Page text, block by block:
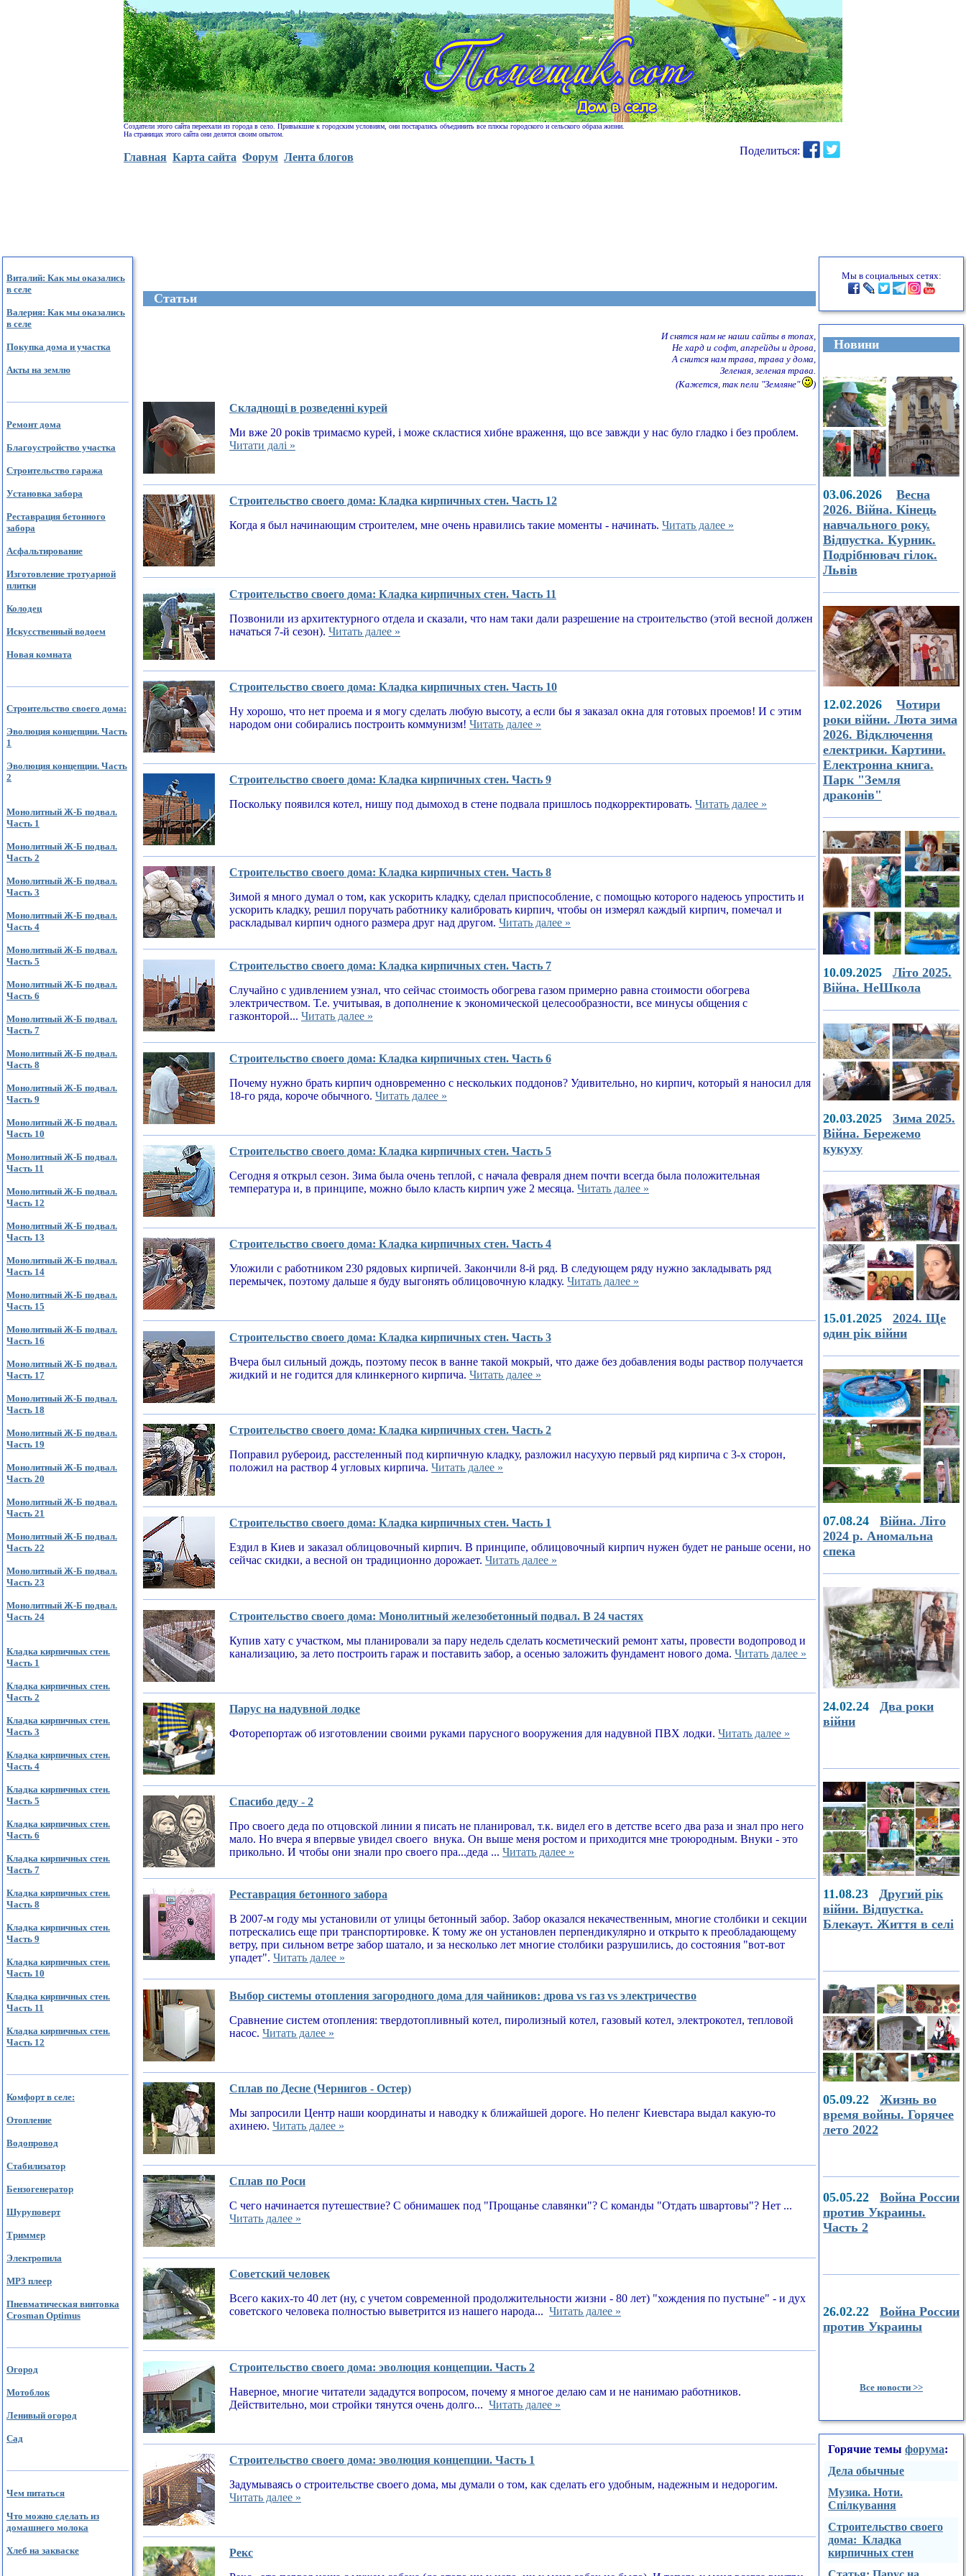
Создатели этого сайта переехали из города в село. Привыкшие к городским условиям, они постарались объединить все плюсы городского и сельского образа жизни.
На страницах этого сайта они делятся своим опытом.
Главная Карта сайта Форум Лента блогов
Поделиться:
Виталий: Как мы оказались
в селе
Валерия: Как мы оказались
в селе
Покупка дома и участка
Акты на землю
Ремонт дома
Благоустройство участка
Строительство гаража
Установка забора
Реставрация бетонного
забора
Асфальтирование
Изготовление тротуарной
плитки
Колодец
Искусственный водоем
Новая комната
Строительство своего дома:
Эволюция концепции. Часть
1
Эволюция концепции. Часть
2
Монолитный Ж-Б подвал.
Часть 1
Монолитный Ж-Б подвал.
Часть 2
Монолитный Ж-Б подвал.
Часть 3
Монолитный Ж-Б подвал.
Часть 4
Монолитный Ж-Б подвал.
Часть 5
Монолитный Ж-Б подвал.
Часть 6
Монолитный Ж-Б подвал.
Часть 7
Монолитный Ж-Б подвал.
Часть 8
Монолитный Ж-Б подвал.
Часть 9
Монолитный Ж-Б подвал.
Часть 10
Монолитный Ж-Б подвал.
Часть 11
Монолитный Ж-Б подвал.
Часть 12
Монолитный Ж-Б подвал.
Часть 13
Монолитный Ж-Б подвал.
Часть 14
Монолитный Ж-Б подвал.
Часть 15
Монолитный Ж-Б подвал.
Часть 16
Монолитный Ж-Б подвал.
Часть 17
Монолитный Ж-Б подвал.
Часть 18
Монолитный Ж-Б подвал.
Часть 19
Монолитный Ж-Б подвал.
Часть 20
Монолитный Ж-Б подвал.
Часть 21
Монолитный Ж-Б подвал.
Часть 22
Монолитный Ж-Б подвал.
Часть 23
Монолитный Ж-Б подвал.
Часть 24
Кладка кирпичных стен.
Часть 1
Кладка кирпичных стен.
Часть 2
Кладка кирпичных стен.
Часть 3
Кладка кирпичных стен.
Часть 4
Кладка кирпичных стен.
Часть 5
Кладка кирпичных стен.
Часть 6
Кладка кирпичных стен.
Часть 7
Кладка кирпичных стен.
Часть 8
Кладка кирпичных стен.
Часть 9
Кладка кирпичных стен.
Часть 10
Кладка кирпичных стен.
Часть 11
Кладка кирпичных стен.
Часть 12
Комфорт в селе:
Отопление
Водопровод
Стабилизатор
Бензогенератор
Шуруповерт
Триммер
Электропила
MP3 плеер
Пневматическая винтовка
Crosman Optimus
Огород
Мотоблок
Ленивый огород
Сад
Чем питаться
Что можно сделать из
домашнего молока
Хлеб на закваске
Cтатьи
И снятся нам не наши сайты в топах,
Не хард и софт, апгрейды и дрова,
А снится нам трава, трава у дома,
Зеленая, зеленая трава.
(Кажется, так пели "Земляне"
)
Складнощі в розведенні курей
Ми вже 20 років тримаємо курей, і може скластися хибне враження, що все завжди у нас було гладко і без проблем.
Читати далі »
Строительство своего дома: Кладка кирпичных стен. Часть 12
Когда я был начинающим строителем, мне очень нравились такие моменты - начинать. Читать далее »
Строительство своего дома: Кладка кирпичных стен. Часть 11
Позвонили из архитектурного отдела и сказали, что нам таки дали разрешение на строительство (этой весной должен
начаться 7-й сезон). Читать далее »
Строительство своего дома: Кладка кирпичных стен. Часть 10
Ну хорошо, что нет проема и я могу сделать любую высоту, а если бы я заказал окна для готовых проемов! И с этим
народом они собирались построить коммунизм! Читать далее »
Строительство своего дома: Кладка кирпичных стен. Часть 9
Поскольку появился котел, нишу под дымоход в стене подвала пришлось подкорректировать. Читать далее »
Строительство своего дома: Кладка кирпичных стен. Часть 8
Зимой я много думал о том, как ускорить кладку, сделал приспособление, с помощью которого надеюсь упростить и
ускорить кладку, решил поручать работнику калибровать кирпич, чтобы он измерял каждый кирпич, помечал и
раскладывал кирпич одного размера друг над другом. Читать далее »
Строительство своего дома: Кладка кирпичных стен. Часть 7
Случайно с удивлением узнал, что сейчас стоимость обогрева газом примерно равна стоимости обогрева
электричеством. Т.е. учитывая, в дополнение к экономической целесообразности, все минусы общения с
газконторой... Читать далее »
Строительство своего дома: Кладка кирпичных стен. Часть 6
Почему нужно брать кирпич одновременно с нескольких поддонов? Удивительно, но кирпич, который я наносил для
18-го ряда, короче обычного. Читать далее »
Строительство своего дома: Кладка кирпичных стен. Часть 5
Сегодня я открыл сезон. Зима была очень теплой, с начала февраля днем почти всегда была положительная
температура и, в принципе, можно было класть кирпич уже 2 месяца. Читать далее »
Строительство своего дома: Кладка кирпичных стен. Часть 4
Уложили с работником 230 рядовых кирпичей. Закончили 8-й ряд. В следующем ряду нужно закладывать ряд
перемычек, поэтому дальше я буду выгонять облицовочную кладку. Читать далее »
Строительство своего дома: Кладка кирпичных стен. Часть 3
Вчера был сильный дождь, поэтому песок в ванне такой мокрый, что даже без добавления воды раствор получается
жидкий и не годится для клинкерного кирпича. Читать далее »
Строительство своего дома: Кладка кирпичных стен. Часть 2
Поправил рубероид, расстеленный под кирпичную кладку, разложил насухую первый ряд кирпича с 3-х сторон,
положил на раствор 4 угловых кирпича. Читать далее »
Строительство своего дома: Кладка кирпичных стен. Часть 1
Ездил в Киев и заказал облицовочный кирпич. В принципе, облицовочный кирпич нужен будет не раньше осени, но
сейчас скидки, а весной он традиционно дорожает. Читать далее »
Строительство своего дома: Монолитный железобетонный подвал. В 24 частях
Купив хату с участком, мы планировали за пару недель сделать косметический ремонт хаты, провести водопровод и
канализацию, за лето построить гараж и поставить забор, а осенью заложить фундамент нового дома. Читать далее »
Парус на надувной лодке
Фоторепортаж об изготовлении своими руками парусного вооружения для надувной ПВХ лодки. Читать далее »
Спасибо деду - 2
Про своего деда по отцовской линии я писать не планировал, т.к. видел его в детстве всего два раза и знал про него
мало. Но вчера я впервые увидел своего внука. Он выше меня ростом и приходится мне троюродным. Внуки - это
прикольно. И чтобы они знали про своего пра...деда ... Читать далее »
Реставрация бетонного забора
В 2007-м году мы установили от улицы бетонный забор. Забор оказался некачественным, многие столбики и секции
потрескались еще при транспортировке. К тому же он установлен перпендикулярно и открыто к преобладающему
ветру, при сильном ветре забор шатало, и за несколько лет многие столбики разрушились, до состояния "вот-вот
упадет". Читать далее »
Выбор системы отопления загородного дома для чайников: дрова vs газ vs электричество
Сравнение систем отопления: твердотопливный котел, пиролизный котел, газовый котел, электрокотел, тепловой
насос. Читать далее »
Сплав по Десне (Чернигов - Остер)
Мы запросили Центр наши координаты и наводку к ближайшей дороге. Но пеленг Киевстара выдал какую-то
ахинею. Читать далее »
Сплав по Роси
С чего начинается путешествие? С обнимашек под "Прощанье славянки"? С команды "Отдать швартовы"? Нет ...
Читать далее »
Советский человек
Всего каких-то 40 лет (ну, с учетом современной продолжительности жизни - 80 лет) "хождения по пустыне" - и дух
советского человека полностью выветрится из нашего народа... Читать далее »
Строительство своего дома: эволюция концепции. Часть 2
Наверное, многие читатели зададутся вопросом, почему я многое делаю сам и не нанимаю работников.
Действительно, мои стройки тянутся очень долго... Читать далее »
Строительство своего дома: эволюция концепции. Часть 1
Задумываясь о строительстве своего дома, мы думали о том, как сделать его удобным, надежным и недорогим.
Читать далее »
Рекс
Мы в социальных сетях:
Новини
03.06.2026 Весна
2026. Війна. Кінець
навчального року.
Відпустка. Курник.
Подрібнювач гілок.
Львів
12.02.2026 Чотири
роки війни. Люта зима
2026. Відключення
електрики. Картини.
Електронна книга.
Парк "Земля
драконів"
10.09.2025 Літо 2025.
Війна. НеШкола
20.03.2025 Зима 2025.
Війна. Бережемо
кукуху
15.01.2025 2024. Ще
один рік війни
07.08.24 Війна. Літо
2024 р. Аномальна
спека
24.02.24 Два роки
війни
11.08.23 Другий рік
війни. Відпустка.
Блекаут. Життя в селі
05.09.22 Жизнь во
время войны. Горячее
лето 2022
05.05.22 Война России
против Украины.
Часть 2
26.02.22 Война России
против Украины
Все новости >>
Горячие темы форума:
Дела обычные
Музика. Ноти.
Спілкування
Строительство своего
дома: Кладка
кирпичных стен